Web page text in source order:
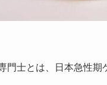
門士とは、日本急性期